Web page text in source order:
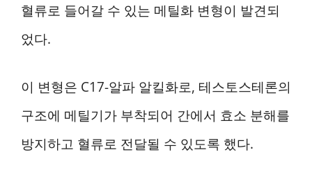
혈류로 들어갈 수 있는 메틸화 변형이 발견되
었다.
이 변형은 C17-알파 알킬화로, 테스토스테론의
구조에 메틸기가 부착되어 간에서 효소 분해를
방지하고 혈류로 전달될 수 있도록 했다.